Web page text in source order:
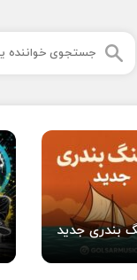
بندری جدید